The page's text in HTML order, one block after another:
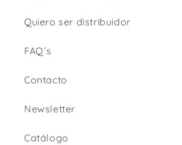
Quiero ser distribuidor
FAQ´s
Contacto
Newsletter
Catálogo